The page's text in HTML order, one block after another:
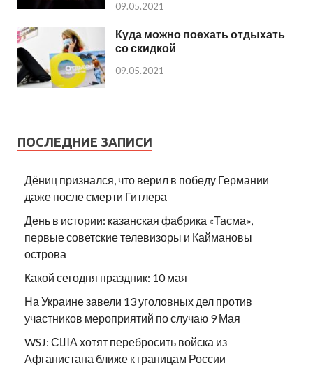
09.05.2021
Куда можно поехать отдыхать
со скидкой
09.05.2021
ПОСЛЕДНИЕ ЗАПИСИ
Дёниц признался, что верил в победу Германии
даже после смерти Гитлера
День в истории: казанская фабрика «Тасма»,
первые советские телевизоры и Каймановы
острова
Какой сегодня праздник: 10 мая
На Украине завели 13 уголовных дел против
участников мероприятий по случаю 9 Мая
WSJ: США хотят перебросить войска из
Афганистана ближе к границам России